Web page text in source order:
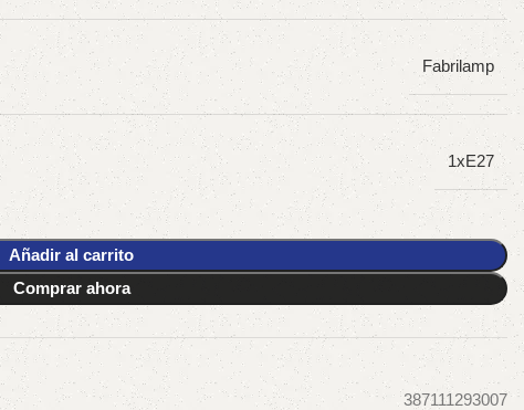
Fabrilamp
1xE27
Añadir al carrito
Comprar ahora
387111293007